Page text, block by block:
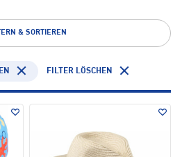
& SORTIEREN
FILTER LÖSCHEN